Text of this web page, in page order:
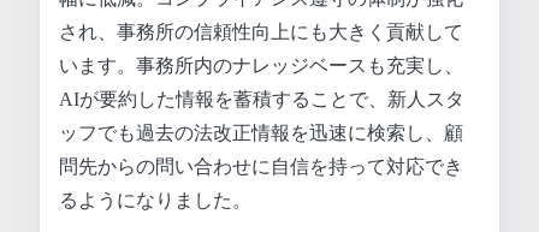
され、事務所の信頼性向上にも大きく貢献して
います。事務所内のナレッジベースも充実し、
AIが要約した情報を蓄積することで、新人スタ
ッフでも過去の法改正情報を迅速に検索し、顧
問先からの問い合わせに自信を持って対応でき
るようになりました。